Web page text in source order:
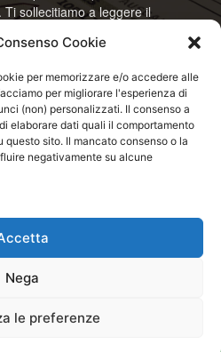
Cookie
per memorizzare e/o accedere alle
per migliorare l'esperienza di
(non) personalizzati. Il consenso a
elaborare dati quali il comportamento
sito. Il mancato consenso o la
negativamente su alcune
Nega
le preferenze
sollecitiamo a leggere il
alcun genere di consulenza
Continuando ad accedere o
ogni servizio disponibile
termini e condizioni
© RisparmiOggi
rischi
previste nel Disclaimer, Cookie e